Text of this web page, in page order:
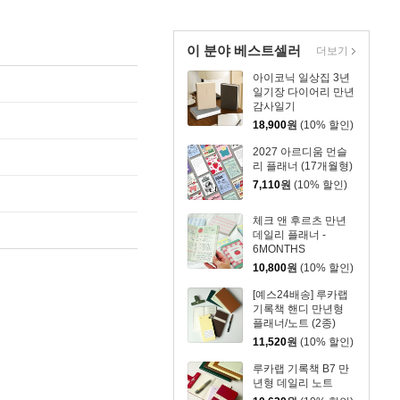
이 분야 베스트셀러
아이코닉 일상집 3년
일기장 다이어리 만년
감사일기
18,900원 (10% 할인)
2027 아르디움 먼슬
리 플래너 (17개월형)
7,110원 (10% 할인)
체크 앤 후르츠 만년
데일리 플래너 -
6MONTHS
10,800원 (10% 할인)
[예스24배송] 루카랩
기록책 핸디 만년형
플래너/노트 (2종)
11,520원 (10% 할인)
루카랩 기록책 B7 만
년형 데일리 노트
더보기